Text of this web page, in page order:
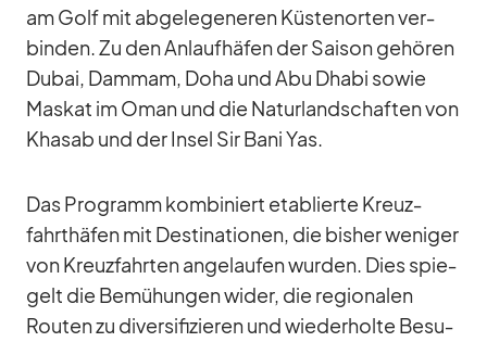
am Golf mit ab­ge­le­ge­ne­ren Küs­ten­or­ten ver­
bin­den. Zu den An­lauf­hä­fen der Sai­son ge­hö­ren
Du­bai, Dam­mam, Doha und Abu Dhabi so­wie
Mas­kat im Oman und die Na­tur­land­schaf­ten von
Khasab und der In­sel Sir Bani Yas.
Das Pro­gramm kom­bi­niert eta­blierte Kreuz­
fahrt­hä­fen mit De­sti­na­tio­nen, die bis­her we­ni­ger
von Kreuz­fahr­ten an­ge­lau­fen wur­den. Dies spie­
gelt die Be­mü­hun­gen wi­der, die re­gio­na­len
Rou­ten zu di­ver­si­fi­zie­ren und wie­der­holte Be­su­